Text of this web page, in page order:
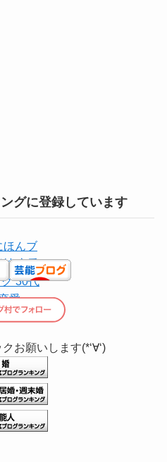
グに登録しています
お願いします(*‘∀‘)